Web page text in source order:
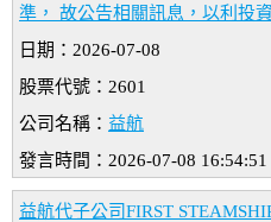
準， 故公告相關訊息，以利投
日期：2026-07-08
股票代號：2601
公司名稱： 益航
發言時間：2026-07-08 16:54:51
益航代子公司FIRST